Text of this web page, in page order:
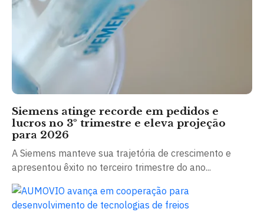
Siemens atinge recorde em pedidos e
lucros no 3º trimestre e eleva projeção
para 2026
A Siemens manteve sua trajetória de crescimento e
apresentou êxito no terceiro trimestre do ano...